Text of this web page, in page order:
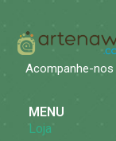
Acompanhe-nos
MENU
Loja